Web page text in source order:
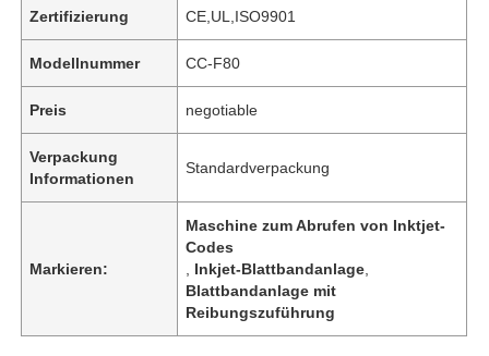
Zertifizierung CE,UL,ISO9901
Modellnummer CC-F80
Preis negotiable
Verpackung
Informationen
Standardverpackung
Markieren:
Maschine zum Abrufen von Inktjet-
Codes
Inkjet-Blattbandanlage
Blattbandanlage mit
Reibungszuführung